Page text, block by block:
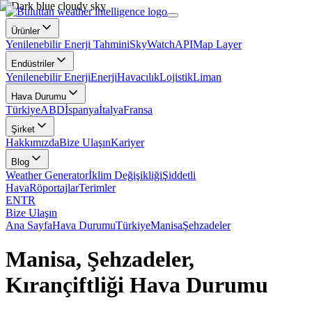
Ürünler
Yenilenebilir Enerji TahminiSkyWatchAPIMap Layer
Endüstriler
Yenilenebilir EnerjiEnerjiHavacılıkLojistikLiman
Hava Durumu
TürkiyeABDİspanyaİtalyaFransa
Şirket
HakkımızdaBize UlaşınKariyer
Blog
Weather Generatorİklim DeğişikliğiŞiddetli
HavaRöportajlarTerimler
ENTR
Bize Ulaşın
Ana SayfaHava DurumuTürkiyeManisaŞehzadeler
Manisa, Şehzadeler,
Kırançiftliği Hava Durumu